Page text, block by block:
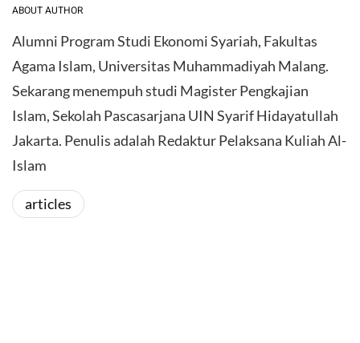
ABOUT AUTHOR
Alumni Program Studi Ekonomi Syariah, Fakultas
Agama Islam, Universitas Muhammadiyah Malang.
Sekarang menempuh studi Magister Pengkajian
Islam, Sekolah Pascasarjana UIN Syarif Hidayatullah
Jakarta. Penulis adalah Redaktur Pelaksana Kuliah Al-
Islam
articles